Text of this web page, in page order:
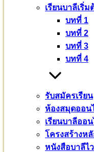
เรียนบาลีเริ่
บทที่ 1
บทที่ 2
บทที่ 3
บทที่ 4
รับสมัครเรียน
ห้องสมุดออน
เรียนบาลีออ
โครงสร้างห
หนังสือบาลีไ
คุณกิ่งกาญจน์ อารักษ์พุท
พระสงฆ์ให้ได้รับความ
บาลี – ไทย” ท่านรับอุป